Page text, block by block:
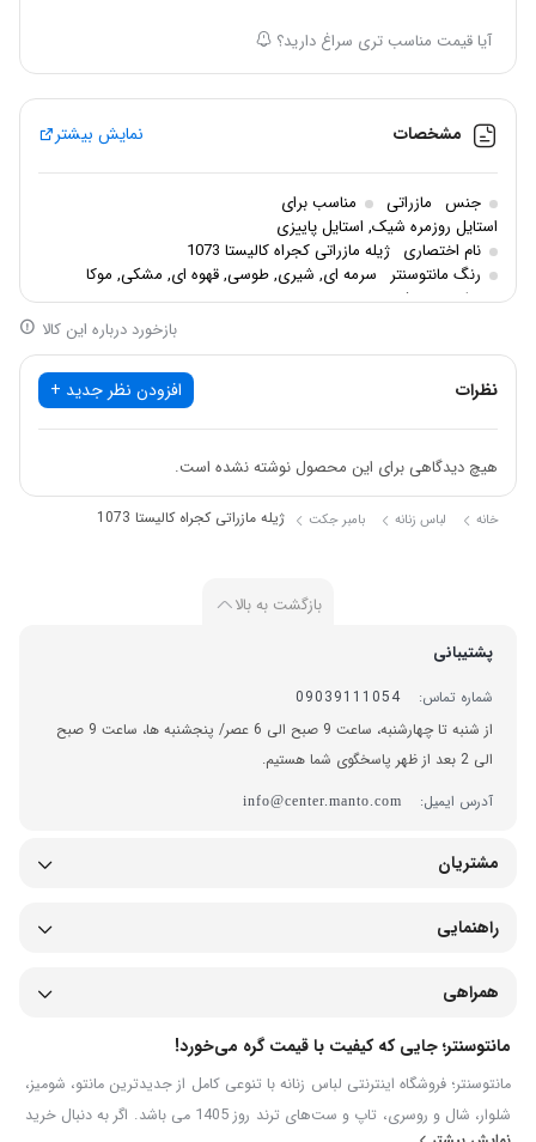
آیا قیمت مناسب تری سراغ دارید؟
مشخصات نمایش بیشتر
جنس مازراتی
مناسب برای
استایل روزمره شیک, استایل پاییزی
نام اختصاری ژیله مازراتی کجراه کالیستا 1073
رنگ مانتوسنتر
سرمه ای, شیری, طوسی, قهوه ای, مشکی, موکا
سایزبندی فری
بازخورد درباره این کالا
نظرات افزودن نظر جدید +
هیچ دیدگاهی برای این محصول نوشته نشده است.
خانه لباس زنانه بامبر جکت ژیله مازراتی کجراه کالیستا 1073
بازگشت به بالا
پشتیبانی
شماره تماس:
09039111054
از شنبه تا چهارشنبه، ساعت 9 صبح الی 6 عصر/ پنجشنبه ها، ساعت 9 صبح
الی 2 بعد از ظهر پاسخگوی شما هستیم.
آدرس ایمیل:
info@center.manto.com
مشتریان
راهنمایی
همراهی
مانتوسنتر؛ جایی که کیفیت با قیمت گره می‌خورد!
مانتوسنتر؛ فروشگاه اینترنتی لباس زنانه با تنوعی کامل از جدیدترین مانتو، شومیز،
شلوار، شال و روسری، تاپ و ست‌های ترند روز 1405 می باشد. اگر به دنبال خرید